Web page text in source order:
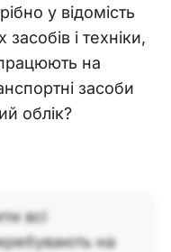
у відомість
і техніки,
на
засоби
облік?
всі
на